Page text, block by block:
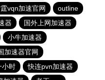
vqn加速官网
outline
器
国外上网加速器
小牛加速器
加速器官网
小时
快连pvn加速器